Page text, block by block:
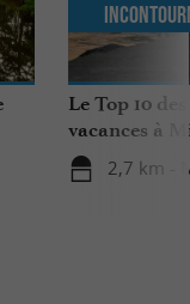
Le Top 10
vacances à
2,7 km -